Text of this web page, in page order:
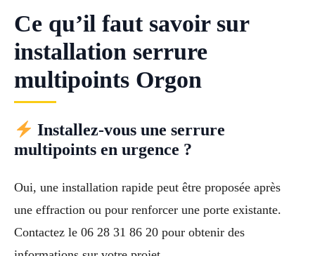
Ce qu’il faut savoir sur
installation serrure
multipoints Orgon
Installez-vous une serrure
multipoints en urgence ?
Oui, une installation rapide peut être proposée après
une effraction ou pour renforcer une porte existante.
Contactez le 06 28 31 86 20 pour obtenir des